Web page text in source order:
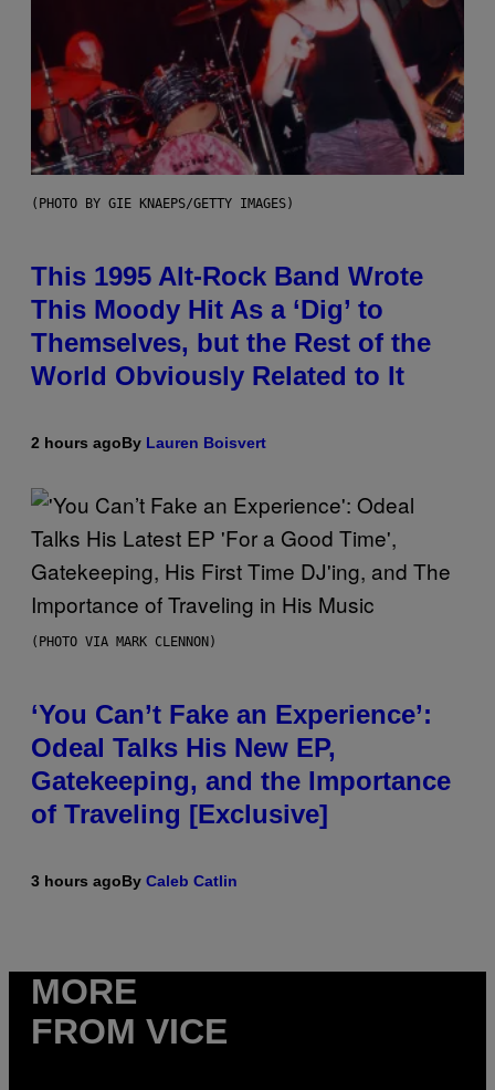
(PHOTO BY GIE KNAEPS/GETTY IMAGES)
This 1995 Alt-Rock Band Wrote
This Moody Hit As a ‘Dig’ to
Themselves, but the Rest of the
World Obviously Related to It
2 hours agoBy Lauren Boisvert
(PHOTO VIA MARK CLENNON)
‘You Can’t Fake an Experience’:
Odeal Talks His New EP,
Gatekeeping, and the Importance
of Traveling [Exclusive]
3 hours agoBy Caleb Catlin
MORE
FROM VICE